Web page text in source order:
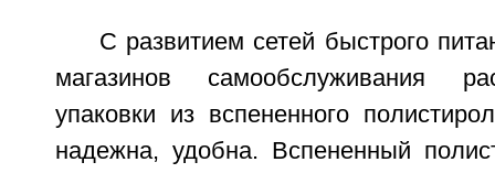
С развитием сетей быстрого
магазинов самообслуживания
упаковки из вспененного
надежна, удобна. Вспененный